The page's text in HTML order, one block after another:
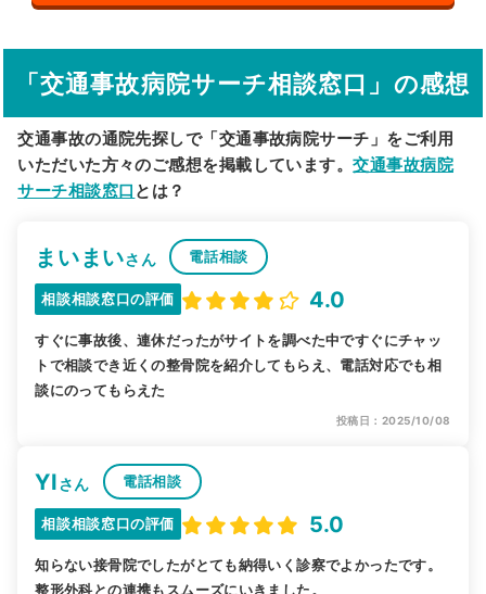
その他の検索方法
駅から探す 院名から探す
「交通事故病院サーチ相談窓口」の感想
交通事故の通院先探しで「交通事故病院サーチ」をご利用
いただいた方々のご感想を掲載しています。交通事故病院
サーチ相談窓口 とは？
まいまいさん 電話相談
相談相談窓口の評価 4.0
すぐに事故後、連休だったがサイトを調べた中ですぐにチャッ
トで相談でき近くの整骨院を紹介してもらえ、電話対応でも相
談にのってもらえた
投稿日：2025/10/08
YIさん 電話相談
相談相談窓口の評価 5.0
知らない接骨院でしたがとても納得いく診察でよかったです。
整形外科との連携もスムーズにいきました。